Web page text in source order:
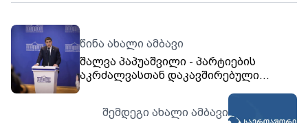
წინა ახალი ამბავი
შალვა პაპუაშვილი - პარტიების
აკრძალვასთან დაკავშირებული
შემდეგი ახალი ამბავი